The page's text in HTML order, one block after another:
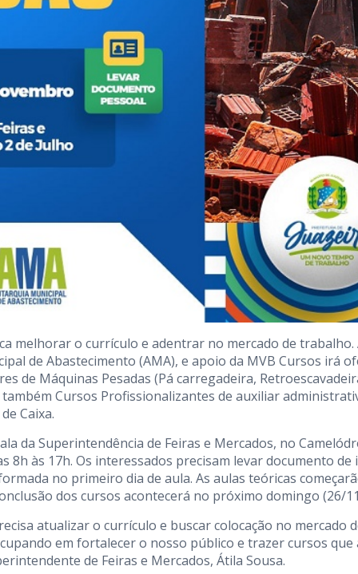
melhorar o currículo e adentrar no mercado de
de Abastecimento (AMA), e apoio da MVB Cursos irá
de Máquinas Pesadas (Pá carregadeira,
Cursos Profissionalizantes de auxiliar
Caixa.
da Superintendência de Feiras e Mercados, no
8h às 17h. Os interessados precisam levar documento de
no primeiro dia de aula. As aulas teóricas
dos cursos acontecerá no próximo domingo (26/
atualizar o currículo e buscar colocação no mercado
em fortalecer o nosso público e trazer cursos que
de Feiras e Mercados, Átila Sousa.